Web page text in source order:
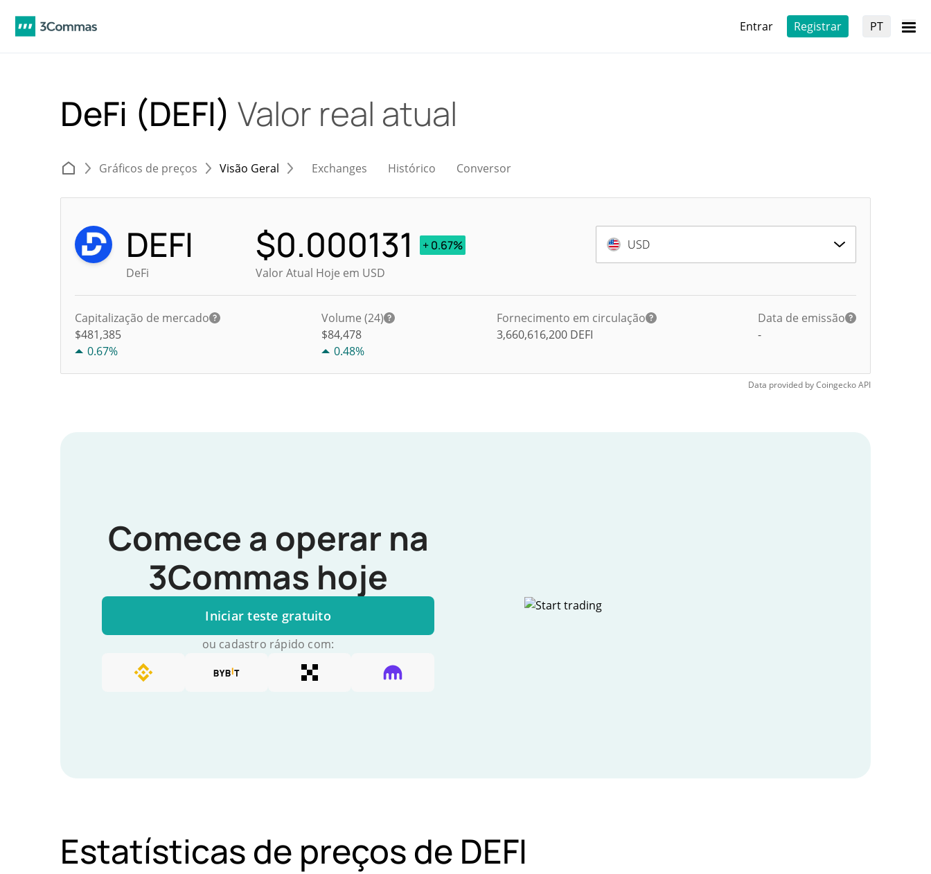
Entrar Registrar PT
DeFi (DEFI) Valor real atual
Gráficos de preços Visão Geral Exchanges Histórico Conversor
DEFI
DeFi
$0.000131
+ 0.67%
Valor Atual Hoje em USD
USD
Capitalização de mercado
$481,385
0.67%
Volume (24)
$84,478
0.48%
Fornecimento em circulação
3,660,616,200 DEFI
Data de emissão
-
Data provided byCoingeckoAPI
Comece a operar na
3Commas hoje
Iniciar teste gratuito
ou cadastro rápido com:
Estatísticas de preços de DEFI